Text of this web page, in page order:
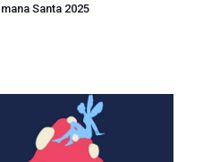
Santa 2025